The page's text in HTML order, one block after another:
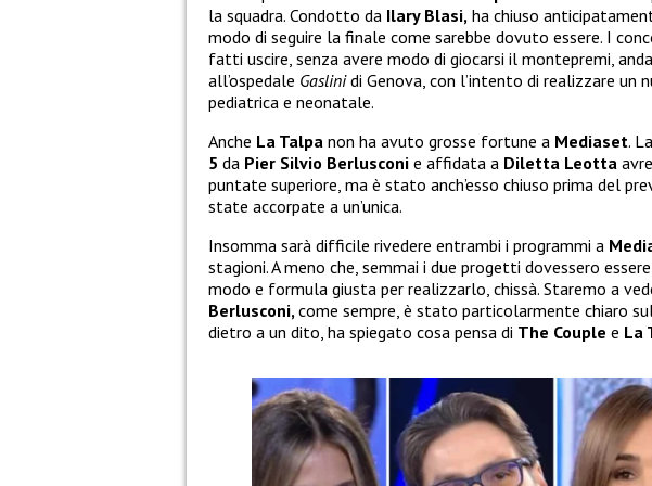
la squadra. Condotto da Ilary Blasi, ha chiuso
modo di seguire la finale come sarebbe dovuto essere. I
fatti uscire, senza avere modo di giocarsi il montepremi,
all’ospedale Gaslinidi Genova, con l’intento di realizzare un
pediatrica e neonatale.
Anche La Talpa non ha avuto grosse fortune a Mediaset.
5 da Pier Silvio Berlusconi e affidata a Diletta Leotta
puntate superiore, ma è stato anch’esso chiuso prima del
state accorpate a un’unica.
Insomma sarà difficile rivedere entrambi i programmi a
stagioni. A meno che, semmai i due progetti dovessero
modo e formula giusta per realizzarlo, chissà. Staremo a
Berlusconi,come sempre, è stato particolarmente chiaro
dietro a un dito, ha spiegato cosa pensa di The Couple e La